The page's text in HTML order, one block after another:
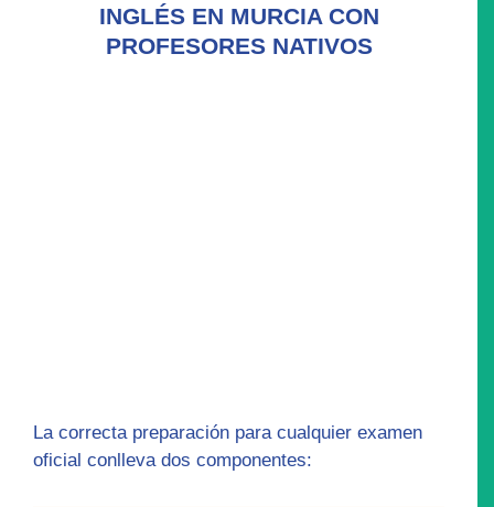
INGLÉS EN MURCIA CON
PROFESORES NATIVOS
La correcta preparación para cualquier examen
oficial conlleva dos componentes: